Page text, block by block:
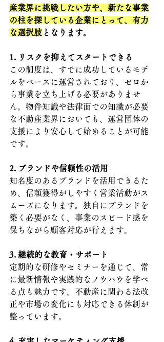
産業界に挑戦したい方や、新たな事業
の柱を探している企業にとって、有力
な選択肢 となります。
1. リスクを抑えてスタートできる
この制度は、すでに成功しているモデ
ルをベースに運営されており、ゼロか
ら事業を立ち上げる必要がありませ
ん。物件知識や法律面での知識が必要
な不動産業界においても、運営団体の
支援により安心して始めることが可能
です。
2. ブランドや信頼性の活用
知名度のあるブランドを活用できるた
め、信頼獲得がしやすく営業活動がス
ムーズになります。独自にブランドを
築く必要がなく、事業のスピード感を
保ちながら顧客対応が行えます。
3. 継続的な教育・サポート
定期的な研修やセミナーを通じて、常
に最新情報や実践的なノウハウを学べ
る点も魅力です。不動産に関わる法改
正や市場の変化にも対応できる体制が
整っています。